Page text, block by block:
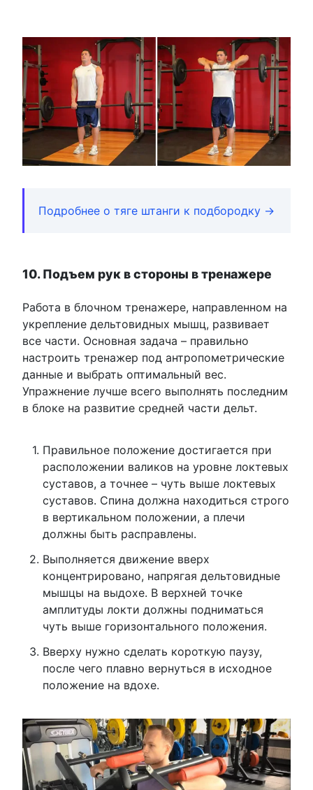
Подробнее о тяге штанги к подбородку →
10. Подъем рук в стороны в тренажере
Работа в блочном тренажере, направленном на
укрепление дельтовидных мышц, развивает
все части. Основная задача – правильно
настроить тренажер под антропометрические
данные и выбрать оптимальный вес.
Упражнение лучше всего выполнять последним
в блоке на развитие средней части дельт.
Правильное положение достигается при
расположении валиков на уровне локтевых
суставов, а точнее – чуть выше локтевых
суставов. Спина должна находиться строго
в вертикальном положении, а плечи
должны быть расправлены.
Выполняется движение вверх
концентрировано, напрягая дельтовидные
мышцы на выдохе. В верхней точке
амплитуды локти должны подниматься
чуть выше горизонтального положения.
Вверху нужно сделать короткую паузу,
после чего плавно вернуться в исходное
положение на вдохе.